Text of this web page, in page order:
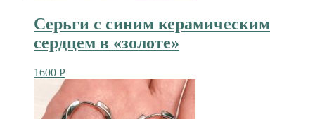
Серьги с синим керамическим
сердцем в «золоте»
1600 Р